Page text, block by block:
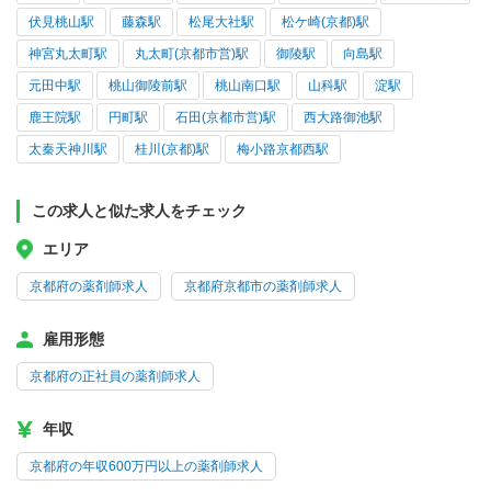
伏見桃山駅 藤森駅 松尾大社駅 松ケ崎(京都)駅
神宮丸太町駅 丸太町(京都市営)駅 御陵駅 向島駅
元田中駅 桃山御陵前駅 桃山南口駅 山科駅 淀駅
鹿王院駅 円町駅 石田(京都市営)駅 西大路御池駅
太秦天神川駅 桂川(京都)駅 梅小路京都西駅
この求人と似た求人をチェック
エリア
京都府の薬剤師求人 京都府京都市の薬剤師求人
雇用形態
京都府の正社員の薬剤師求人
年収
京都府の年収600万円以上の薬剤師求人